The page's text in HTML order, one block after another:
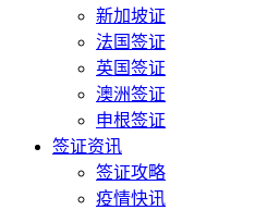
新加坡证
法国签证
英国签证
澳洲签证
申根签证
签证资讯
签证攻略
疫情快讯